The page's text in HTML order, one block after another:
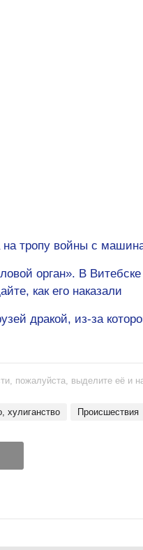
на тропу войны с
орган». В
как его наказали
дракой, из-за
пожалуйста, выделите её и
хулиганство происшествия